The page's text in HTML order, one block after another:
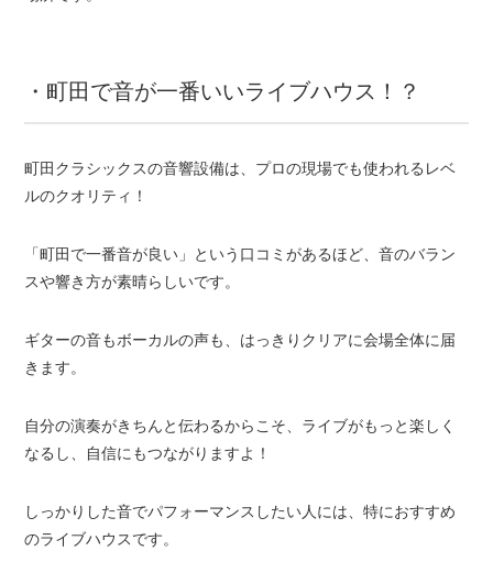
・町田で音が一番いいライブハウス！？
町田クラシックスの音響設備は、プロの現場でも使われるレベ
ルのクオリティ！
「町田で一番音が良い」という口コミがあるほど、音のバラン
スや響き方が素晴らしいです。
ギターの音もボーカルの声も、はっきりクリアに会場全体に届
きます。
自分の演奏がきちんと伝わるからこそ、ライブがもっと楽しく
なるし、自信にもつながりますよ！
しっかりした音でパフォーマンスしたい人には、特におすすめ
のライブハウスです。